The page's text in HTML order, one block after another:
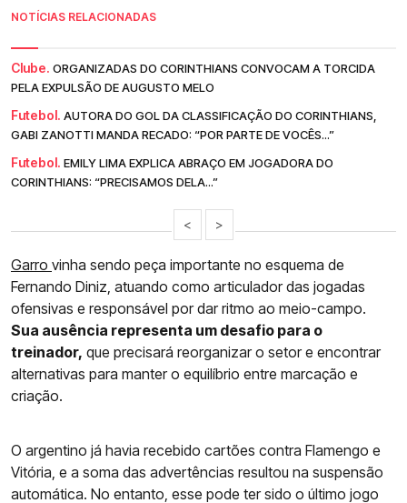
NOTÍCIAS RELACIONADAS
Clube. ORGANIZADAS DO CORINTHIANS CONVOCAM A TORCIDA
PELA EXPULSÃO DE AUGUSTO MELO
Futebol. AUTORA DO GOL DA CLASSIFICAÇÃO DO CORINTHIANS,
GABI ZANOTTI MANDA RECADO: “POR PARTE DE VOCÊS...”
Futebol. EMILY LIMA EXPLICA ABRAÇO EM JOGADORA DO
CORINTHIANS: “PRECISAMOS DELA...”
< >
Garro vinha sendo peça importante no esquema de
Fernando Diniz, atuando como articulador das jogadas
ofensivas e responsável por dar ritmo ao meio-campo.
Sua ausência representa um desafio para o
treinador, que precisará reorganizar o setor e encontrar
alternativas para manter o equilíbrio entre marcação e
criação.
O argentino já havia recebido cartões contra Flamengo e
Vitória, e a soma das advertências resultou na suspensão
automática. No entanto, esse pode ter sido o último jogo